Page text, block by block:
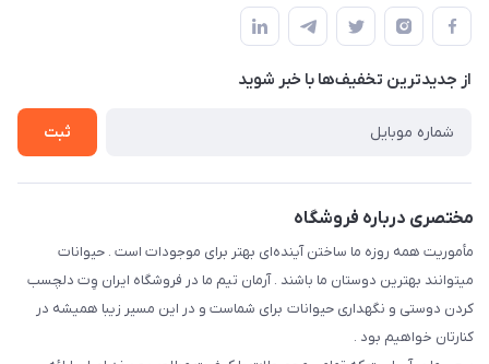
درباره ما
تماس با ما
قوانین و مقررات
حفظ حریم شخصی
سوالات متداول
شرایط ارسال رایگان
از جدید‌ترین تخفیف‌ها با‌ خبر شوید
ثبت
مختصری درباره فروشگاه
مأموریت همه روزه ما ساختن آینده‌ای بهتر برای موجودات است . حیوانات
میتوانند بهترین دوستان ما باشند . آرمان تیم ما در فروشگاه ایران وِت دلچسب
کردن دوستی و نگهداری حیوانات برای شماست و در این مسیر زیبا همیشه در
کنارتان خواهیم بود .